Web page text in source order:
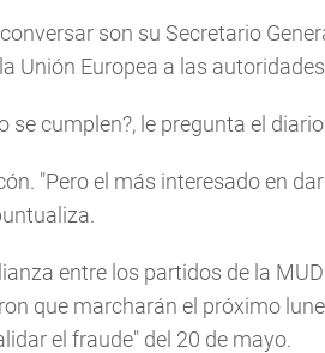
son su Secretario
Unión Europea a las
se cumplen?, le pregunta el
"Pero el más interesado en
entre los partidos de la
que marcharán el próximo
el fraude" del 20 de mayo.